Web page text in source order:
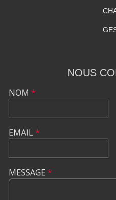
NOUS
NOM *
EMAIL*
MESSAGE *